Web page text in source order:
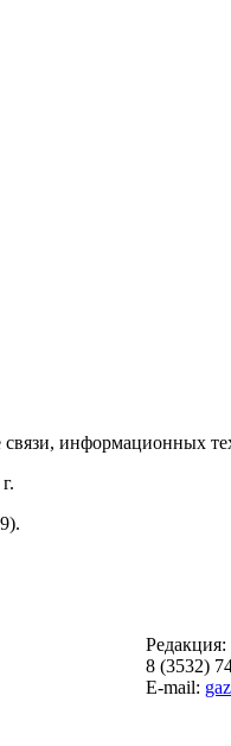
информационных
Редакция:
8 (3532)
E-mail: